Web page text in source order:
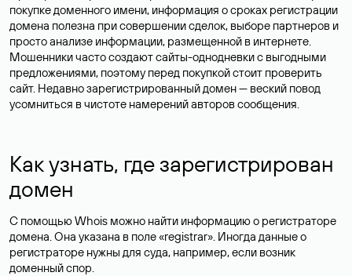
покупке доменного имени, информация о сроках регистрации
домена полезна при совершении сделок, выборе партнеров и
просто анализе информации, размещенной в интернете.
Мошенники часто создают сайты-однодневки с выгодными
предложениями, поэтому перед покупкой стоит проверить
сайт. Недавно зарегистрированный домен — веский повод
усомниться в чистоте намерений авторов сообщения.
Как узнать, где зарегистрирован
домен
С помощью Whois можно найти информацию о регистраторе
домена. Она указана в поле «registrar». Иногда данные о
регистраторе нужны для суда, например, если возник
доменный спор.